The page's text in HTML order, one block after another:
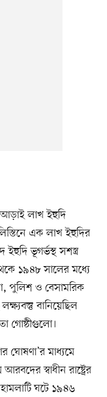
আড়াই লাখ ইহুদি
এক লাখ ইহুদির
ইহুদি ভূগর্ভস্থ সশস্ত্র
১৯৪৮ সালের মধ্যে
পুলিশ ও বেসামরিক
বানিয়েছিল
গোষ্ঠীগুলো।
ঘোষণা’র মাধ্যমে
স্বাধীন রাষ্ট্রের
ঘটে ১৯৪৬